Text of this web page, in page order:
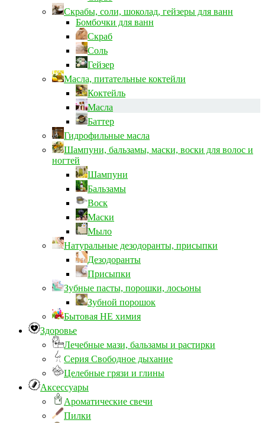
Скрабы, соли, шоколад, гейзеры для ванн
Бомбочки для ванн
Скраб
Соль
Гейзер
Масла, питательные коктейли
Коктейль
Масла
Баттер
Гидрофильные масла
Шампуни, бальзамы, маски, воски для волос и
ногтей
Шампуни
Бальзамы
Воск
Маски
Мыло
Натуральные дезодоранты, присыпки
Дезодоранты
Присыпки
Зубные пасты, порошки, лосьоны
Зубной порошок
Бытовая НЕ химия
Здоровье
Лечебные мази, бальзамы и растирки
Серия Свободное дыхание
Целебные грязи и глины
Аксессуары
Ароматические свечи
Пилки